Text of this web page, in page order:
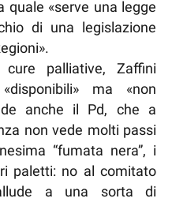
quale «serve una legge
di una legislazione
palliative, Zaffini
ma «non
anche il Pd, che a
non vede molti passi
“fumata nera”, i
paletti: no al comitato
a una sorta di